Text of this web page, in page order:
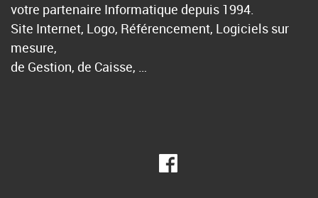
votre partenaire Informatique depuis 1994.
Site Internet, Logo, Référencement, Logiciels sur
mesure,
de Gestion, de Caisse, …